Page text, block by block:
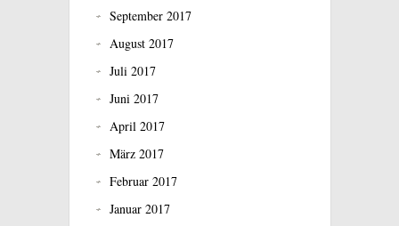
September 2017
August 2017
Juli 2017
Juni 2017
April 2017
März 2017
Februar 2017
Januar 2017